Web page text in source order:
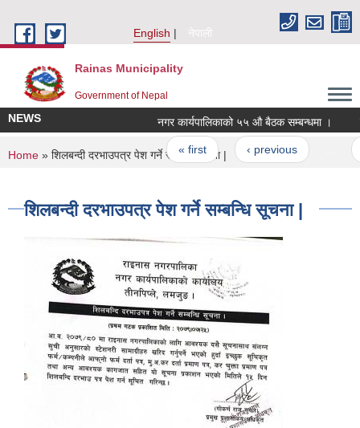
English
नेपाली
Rainas Municipality
Government of Nepal
NEWS नगर कार्यपालिकाको ५५ औ बैठक सम्बन्धमा ।
Pages
« first ‹ previous
You are here
Home » शिलबन्दी दरभाउपत्र पेश गर्ने सम्बन्धि सूचना |
शिलबन्दी दरभाउपत्र पेश गर्ने सम्बन्धि सूचना |